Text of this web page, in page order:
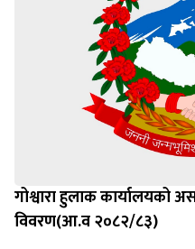
गोश्वारा हुलाक कार्यालयको
विवरण(आ.व २०८२/८३)